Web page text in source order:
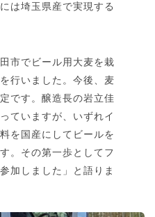
は埼玉県産で実現する
市でビール用大麦を栽
行いました。今後、麦
です。醸造長の岩立佳
ていますが、いずれイ
を国産にしてビールを
。その第一歩としてフ
加しました」と語りま